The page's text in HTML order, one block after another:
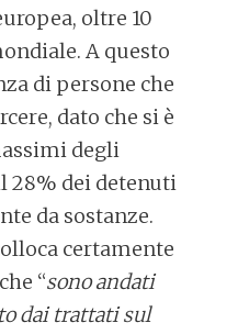
oltre 10
A questo
di persone che
dato che si è
degli
28% dei detenuti
da sostanze.
certamente
“sono andati
dai trattati sul